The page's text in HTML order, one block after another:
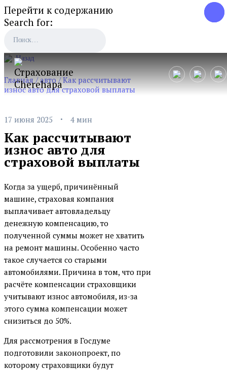
Перейти к содержанию
Search for:
Назад
Главная/авто/Как рассчитывают
износ авто для страховой выплаты
17 июня 2025 · 4 мин
Как рассчитывают
износ авто для
страховой выплаты
Когда за ущерб, причинённый
машине, страховая компания
выплачивает автовладельцу
денежную компенсацию, то
полученной суммы может не хватить
на ремонт машины. Особенно часто
такое случается со старыми
автомобилями. Причина в том, что при
расчёте компенсации страховщики
учитывают износ автомобиля, из-за
этого сумма компенсации может
снизиться до 50%.
Для рассмотрения в Госдуме
подготовили законопроект, по
которому страховщики будут